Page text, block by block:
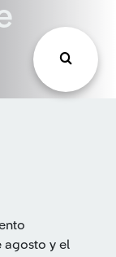
agosto y el